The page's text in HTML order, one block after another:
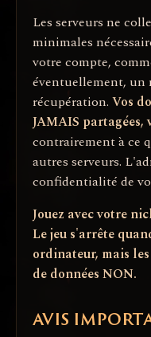
Les serveurs ne
minimales
votre compte,
éventuellement, un
récupération. Vos
JAMAIS partagées,
contrairement à ce
autres serveurs.
confidentialité de
Jouez avec votre
Le jeu s'arrête
ordinateur, mais
de données NON.
AVIS